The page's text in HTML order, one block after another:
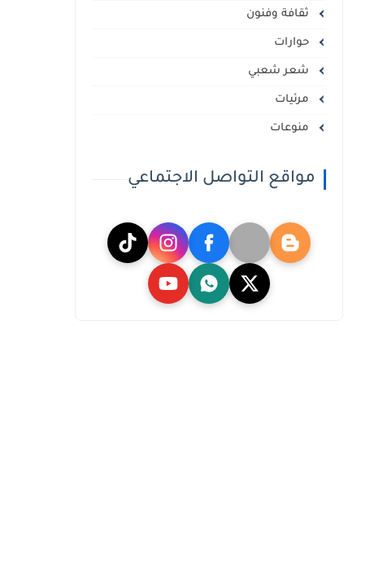
ثقافة وفنون
حوارات
شعر شعبي
مرئيات
منوعات
مواقع التواصل الاجتماعي